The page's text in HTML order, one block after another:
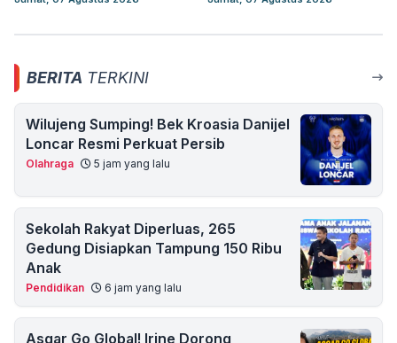
BERITA TERKINI
Wilujeng Sumping! Bek Kroasia Danijel
Loncar Resmi Perkuat Persib
Olahraga 5 jam yang lalu
Sekolah Rakyat Diperluas, 265
Gedung Disiapkan Tampung 150 Ribu
Anak
Pendidikan 6 jam yang lalu
Asgar Go Global! Irine Dorong